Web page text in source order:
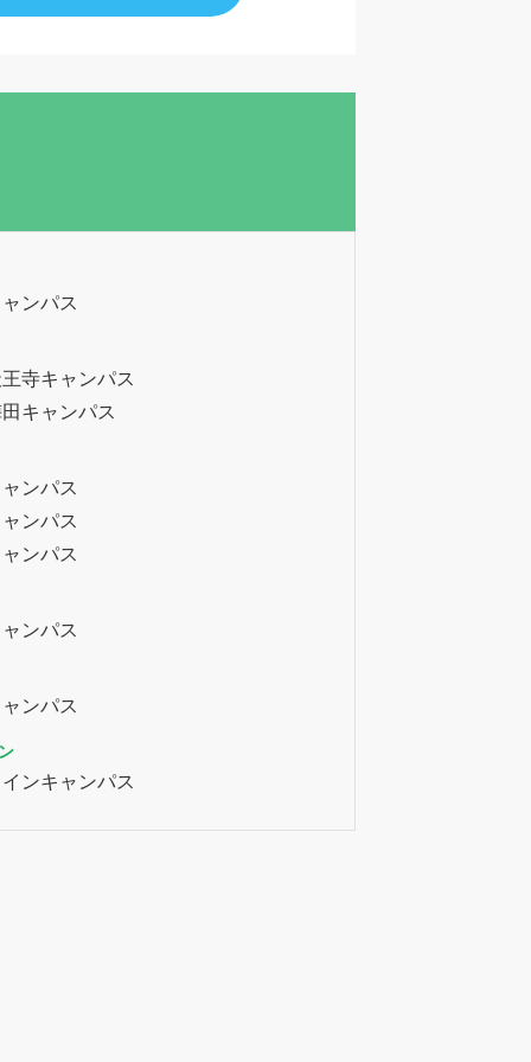
ンパス
寺キャンパス
キャンパス
ンパス
ンパス
ンパス
ンパス
ンパス
ンキャンパス